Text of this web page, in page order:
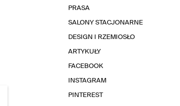
PRASA
SALONY STACJONARNE
DESIGN I RZEMIOSŁO
ARTYKUŁY
FACEBOOK
INSTAGRAM
PINTEREST